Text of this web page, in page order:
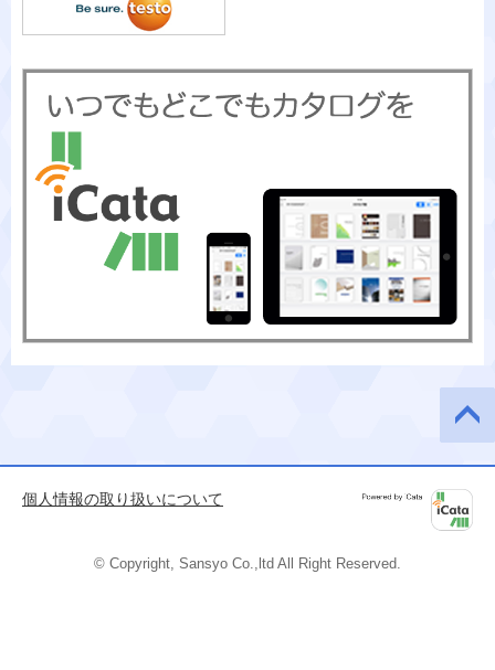
ージの
先頭へ
個人情報の取り扱いについて
© Copyright, Sansyo Co.,ltd All Right Reserved.
iCata